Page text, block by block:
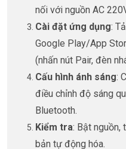
nối với nguồn AC
Cài đặt ứng dụng:
Google Play/App
(nhấn nút Pair, đèn
Cấu hình ánh sáng:
điều chỉnh độ sáng
Bluetooth.
Kiểm tra: Bật nguồn,
bản tự động hóa.